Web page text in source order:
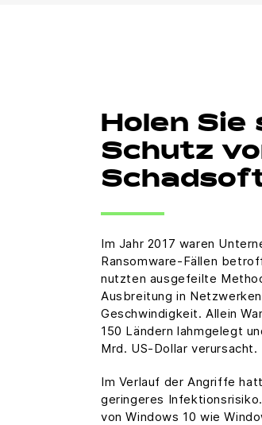
Holen Sie
Schutz
Im Jahr 2017 waren
Ransomware-Fällen
nutzten ausgefeilte
Ausbreitung in
Geschwindigkeit. Allein
150 Ländern lahmgelegt
Mrd. US-Dollar verursacht.
Im Verlauf der Angriffe
geringeres
von Windows 10 wie